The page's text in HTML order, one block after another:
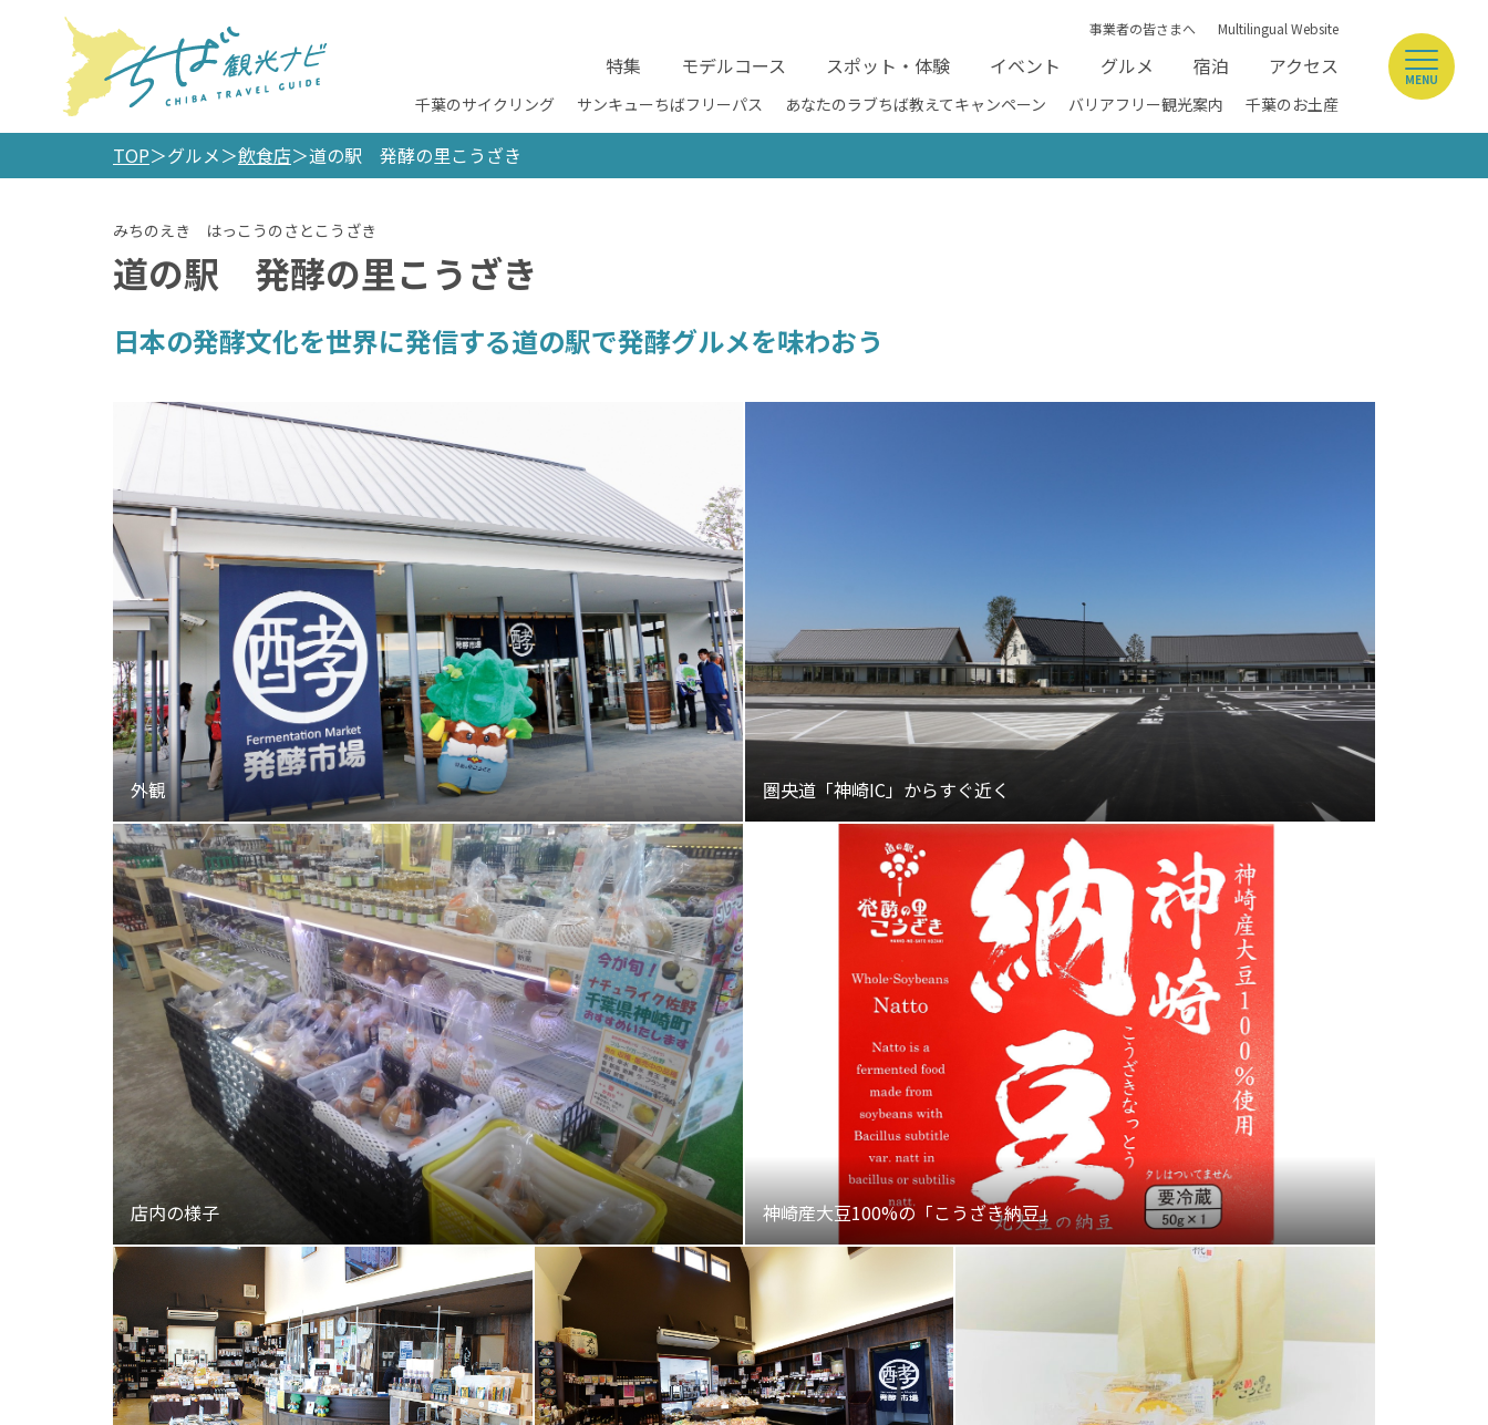
事業者の皆さまへ Multilingual Website
特集 モデルコース スポット・体験 イベント グルメ 宿泊 アクセス
千葉のサイクリング サンキューちばフリーパス あなたのラブちば教えてキャンペーン バリアフリー観光案内 千葉のお土産
MENU
TOP グルメ 飲食店 道の駅 発酵の里こうざき
道の駅 発酵の里こうざき
日本の発酵文化を世界に発信する道の駅で発酵グルメを味わおう